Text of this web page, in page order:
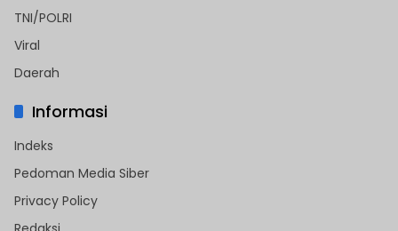
TNI/POLRI
Viral
Daerah
Informasi
Indeks
Pedoman Media Siber
Privacy Policy